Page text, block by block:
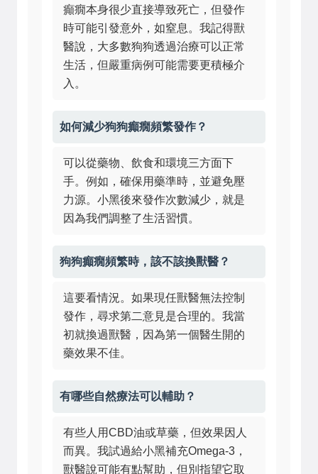
癲癇本身很少直接導致死亡，但發作
時可能引發意外，如窒息。我記得獸
醫說，大多數狗狗透過治療可以正常
生活，但嚴重病例可能需要更積極介
入。
如何減少狗狗癲癇頻繁發作？
可以從藥物、飲食和環境三方面下
手。例如，確保用藥準時，並避免壓
力源。小黑後來發作次數減少，就是
因為我們調整了生活習慣。
狗狗癲癇頻繁時，該不該換獸醫？
這要看情況。如果現任獸醫無法控制
發作，尋求第二意見是合理的。我當
初就換過獸醫，因為第一個醫生開的
藥效果不佳。
有哪些自然療法可以輔助？
有些人用CBD油或草藥，但效果因人
而異。我試過給小黑補充Omega-3，
獸醫說可能有點幫助，但別指望它取